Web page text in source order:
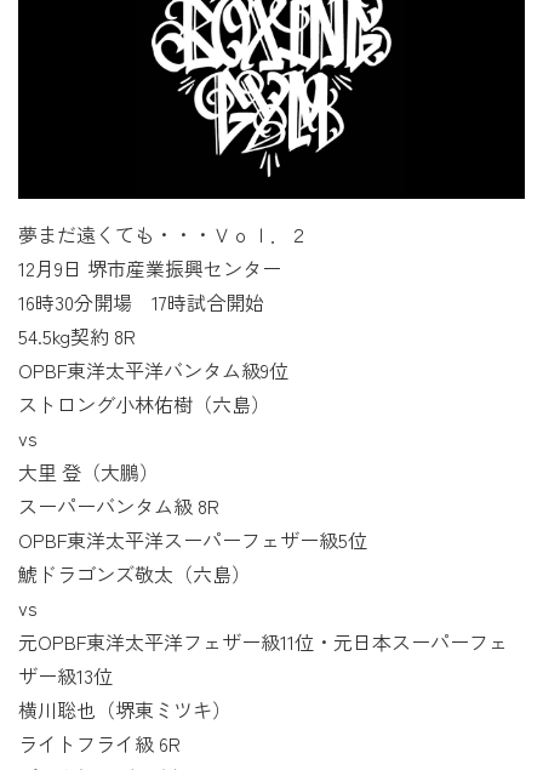
夢まだ遠くても・・・Ｖｏｌ．２
12月9日 堺市産業振興センター
16時30分開場 17時試合開始
54.5kg契約 8R
OPBF東洋太平洋バンタム級9位
ストロング小林佑樹（六島）
vs
大里 登（大鵬）
スーパーバンタム級 8R
OPBF東洋太平洋スーパーフェザー級5位
鯱ドラゴンズ敬太（六島）
vs
元OPBF東洋太平洋フェザー級11位・元日本スーパーフェ
ザー級13位
横川聡也（堺東ミツキ）
ライトフライ級 6R